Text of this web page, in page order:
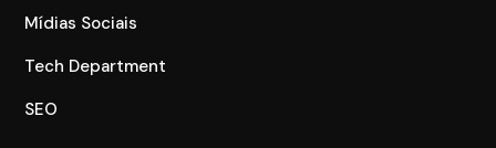
Mídias Sociais
Tech Department
SEO